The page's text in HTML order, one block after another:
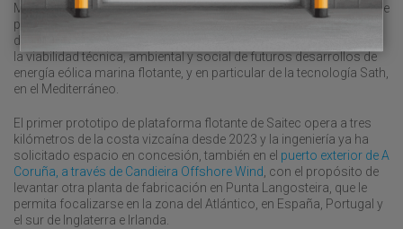
Medfloat Pilot Parc supondrá la creación de una infraestructura de
pruebas en la Demarcación Levantino-Baleares para la prueba,
demostración y validación de la tecnología. También demostrará
la viabilidad técnica, ambiental y social de futuros desarrollos de
energía eólica marina flotante, y en particular de la tecnología Sath,
en el Mediterráneo.
El primer prototipo de plataforma flotante de Saitec opera a tres
kilómetros de la costa vizcaína desde 2023 y la ingeniería ya ha
solicitado espacio en concesión, también en el puerto exterior de A
Coruña, a través de Candieira Offshore Wind , con el propósito de
levantar otra planta de fabricación en Punta Langosteira, que le
permita focalizarse en la zona del Atlántico, en España, Portugal y
el sur de Inglaterra e Irlanda.